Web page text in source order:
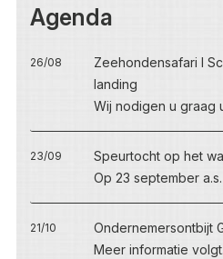
Agenda
26/08
Zeehondensafari I
landing
Wij nodigen u graag
23/09
Speurtocht op het
Op 23 september
21/10
Ondernemersontbijt
Meer informatie